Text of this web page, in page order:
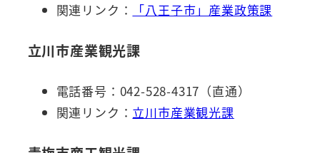
関連リンク： 「八王子市」産業政策課
立川市産業観光課
電話番号：042-528-4317（直通）
関連リンク： 立川市産業観光課